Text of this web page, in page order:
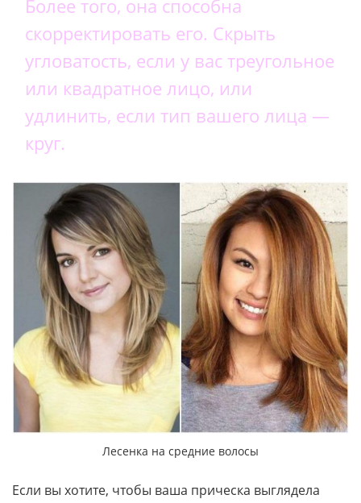
Более того, она способна
скорректировать его. Скрыть
угловатость, если у вас треугольное
или квадратное лицо, или
удлинить, если тип вашего лица —
круг.
Лесенка на средние волосы
Если вы хотите, чтобы ваша прическа выглядела